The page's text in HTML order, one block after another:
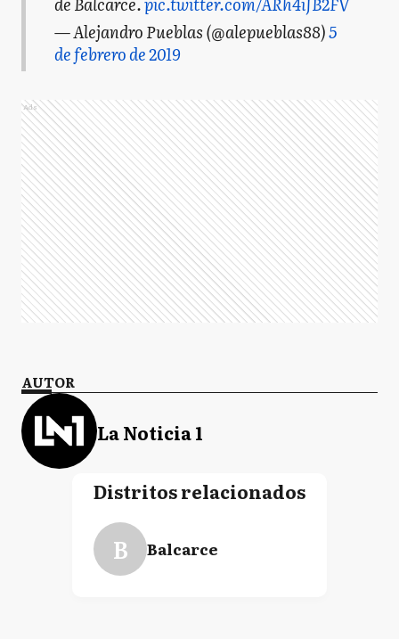
— Alejandro Pueblas (@alepueblas88)5
de febrero de 2019
Ads
AUTOR
La Noticia 1
Distritos relacionados
B Balcarce